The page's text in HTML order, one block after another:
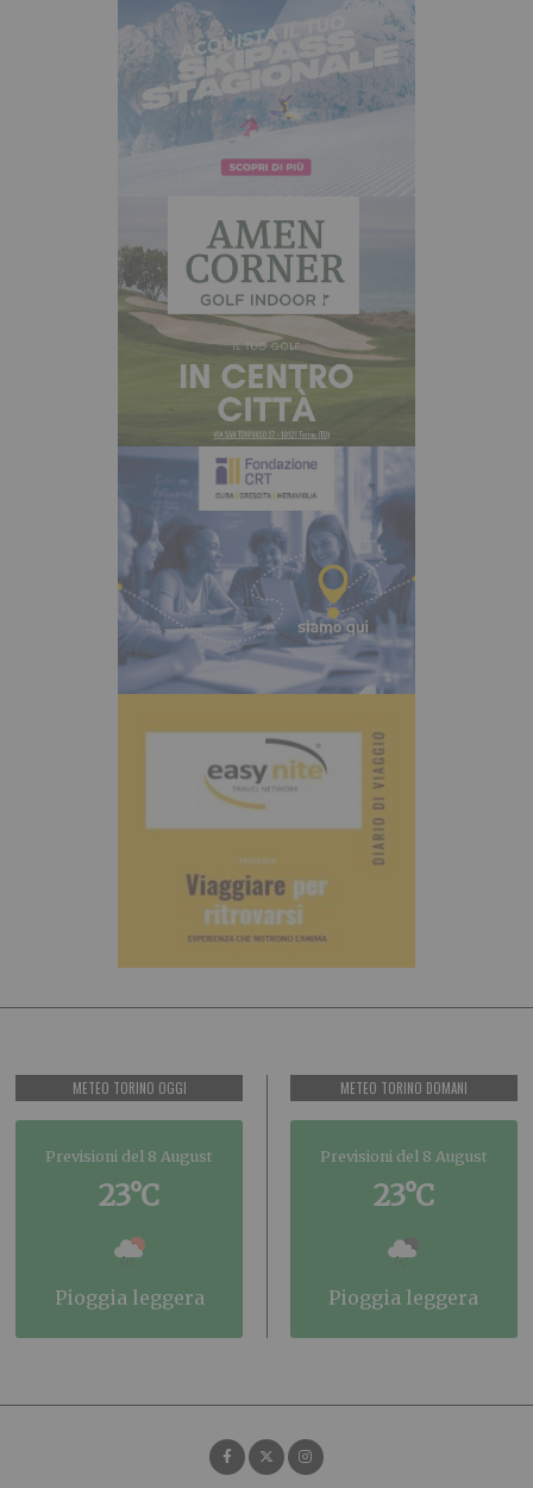
METEO TORINO OGGI
Previsioni del 8 August
23°C
pioggia leggera
METEO TORINO DOMANI
Previsioni del 8 August
23°C
pioggia leggera